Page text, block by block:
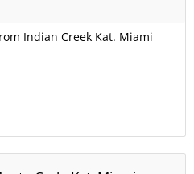
Indian Creek Kat. Miami